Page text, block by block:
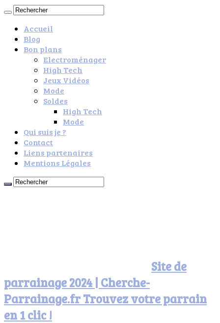
Accueil
Blog
Bon plans
Electroménager
High Tech
Jeux Vidéos
Mode
Soldes
High Tech
Mode
Qui suis je ?
Contact
Liens partenaires
Mentions Légales
Site de
parrainage 2024 | Cherche-
Parrainage.fr Trouvez votre parrain
en 1 clic !